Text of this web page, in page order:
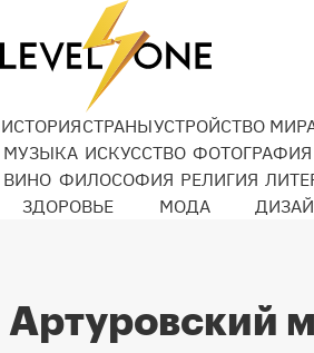
ИСТОРИЯСТРАНЫУСТРОЙСТВО
МУЗЫКА ИСКУССТВО ФОТОГРАФИЯ
ВИНО ФИЛОСОФИЯ РЕЛИГИЯ
ЗДОРОВЬЕ
МОДА
Артуровский